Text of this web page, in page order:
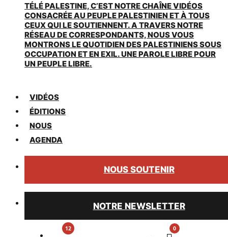
TÉLÉ PALESTINE, C’EST NOTRE CHAÎNE VIDÉOS
CONSACRÉE AU PEUPLE PALESTINIEN ET À TOUS
CEUX QUI LE SOUTIENNENT. A TRAVERS NOTRE
RÉSEAU DE CORRESPONDANTS, NOUS VOUS
MONTRONS LE QUOTIDIEN DES PALESTINIENS SOUS
OCCUPATION ET EN EXIL. UNE PAROLE LIBRE POUR
UN PEUPLE LIBRE.
VIDÉOS
ÉDITIONS
NOUS
AGENDA
NOUS SOUTENIR
NOTRE NEWSLETTER
0